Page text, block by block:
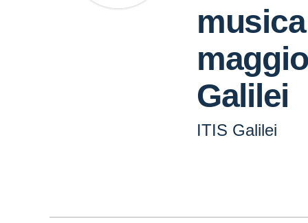
Galilei
ITIS Galilei